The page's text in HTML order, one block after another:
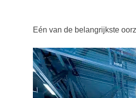
Eén van de belangrijkste